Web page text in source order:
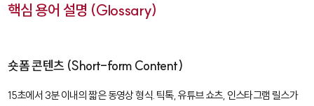
핵심 용어 설명 (Glossary)
숏폼 콘텐츠 (Short-form Content)
15초에서 3분 이내의 짧은 동영상 형식. 틱톡, 유튜브 쇼츠, 인스타그램 릴스가